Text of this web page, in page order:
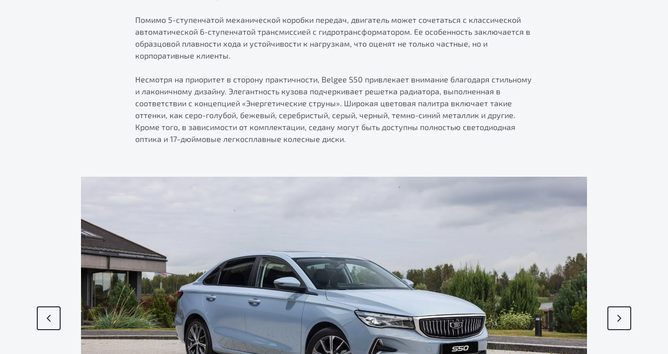
Помимо 5-ступенчатой механической коробки передач, двигатель может сочетаться с классической
автоматической 6-ступенчатой трансмиссией с гидротрансформатором. Ее особенность заключается в
образцовой плавности хода и устойчивости к нагрузкам, что оценят не только частные, но и
корпоративные клиенты.
Несмотря на приоритет в сторону практичности, Belgee S50 привлекает внимание благодаря стильному
и лаконичному дизайну. Элегантность кузова подчеркивает решетка радиатора, выполненная в
соответствии с концепцией «Энергетические струны». Широкая цветовая палитра включает такие
оттенки, как серо-голубой, бежевый, серебристый, серый, черный, темно-синий металлик и другие.
Кроме того, в зависимости от комплектации, седану могут быть доступны полностью светодиодная
оптика и 17-дюймовые легкосплавные колесные диски.